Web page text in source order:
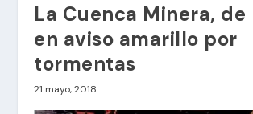
La Cuenca Minera, de
en aviso amarillo por
tormentas
21 mayo, 2018